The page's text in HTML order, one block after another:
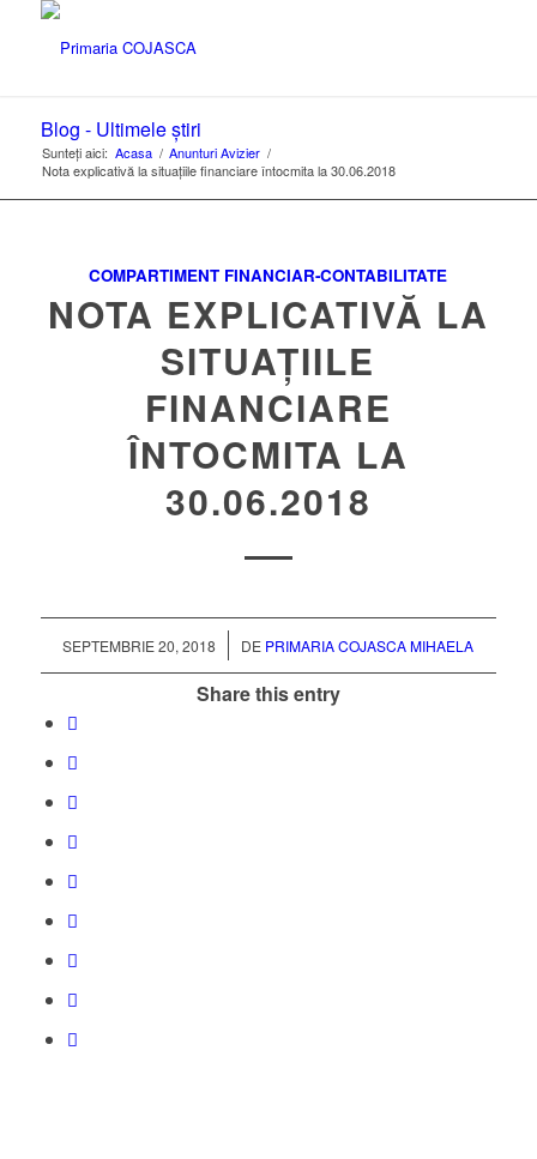
Blog - Ultimele știri
Sunteți aici: Acasa / Anunturi Avizier /
Nota explicativă la situațiile financiare întocmita la 30.06.2018
COMPARTIMENT FINANCIAR-CONTABILITATE
NOTA EXPLICATIVĂ LA
SITUAȚIILE
FINANCIARE
ÎNTOCMITA LA
30.06.2018
SEPTEMBRIE 20, 2018
/ DE PRIMARIA COJASCA MIHAELA
Share this entry